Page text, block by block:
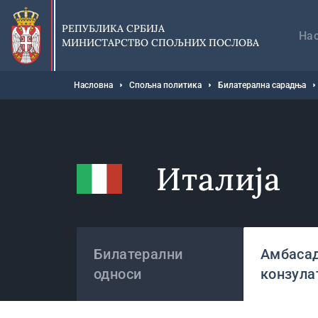
Прескочи
главни
део
садржаја
РЕПУБЛИКА СРБИЈА
МИНИСТАРСТВО СПОЉНИХ ПОСЛОВА
Мрвице
Насловна Спољна политика Билатерална сарадња
Италија
Билатерални
односи